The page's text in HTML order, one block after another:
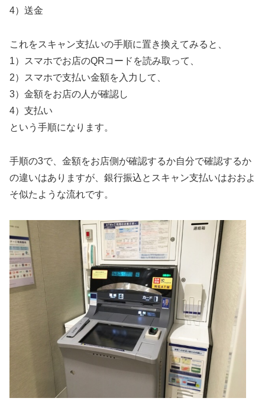
4）送金
これをスキャン支払いの手順に置き換えてみると、
1）スマホでお店のQRコードを読み取って、
2）スマホで支払い金額を入力して、
3）金額をお店の人が確認し
4）支払い
という手順になります。
手順の3で、金額をお店側が確認するか自分で確認するか
の違いはありますが、銀行振込とスキャン支払いはおおよ
そ似たような流れです。